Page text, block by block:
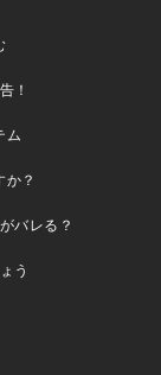
！
ム
？
バレる？
う